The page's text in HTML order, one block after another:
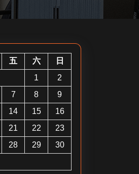
五 六
日
1
2
7 8
9
14 15
16
21 22
23
28 29
30